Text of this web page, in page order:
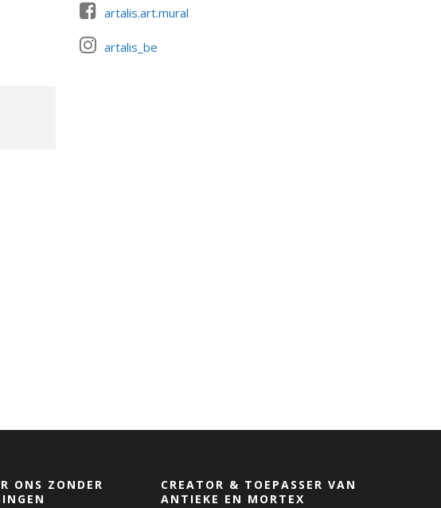
artalis.art.mural
artalis_be
ONS ZONDER
CREATOR & TOEPASSER VAN
ANTIEKE EN MORTEX